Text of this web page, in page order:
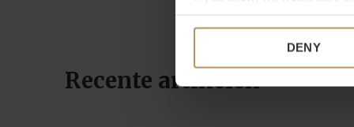
Collect information
DENY
Recente artikelen